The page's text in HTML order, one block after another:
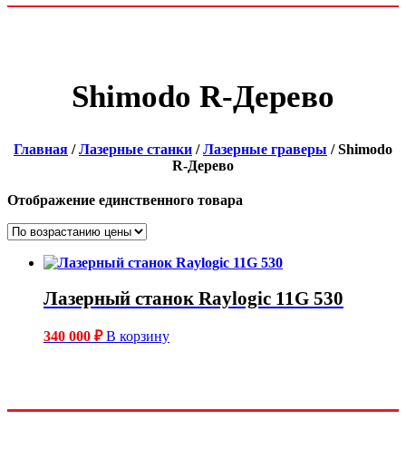
Shimodo R-Дерево
Главная /Лазерные станки /Лазерные граверы / Shimodo
R-Дерево
Отображение единственного товара
Лазерный станок Raylogic 11G 530
340 000 ₽ В корзину